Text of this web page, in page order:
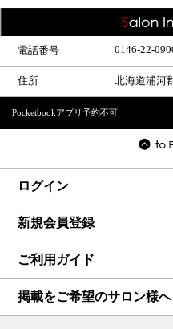
電話番号 0146-22-
住所 北海道浦河
Pocketbookアプリ予約不可
ログイン
新規会員登録
ご利用ガイド
掲載をご希望のサロン様へ